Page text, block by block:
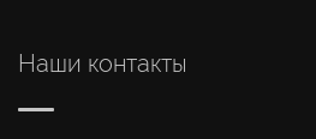
Наши контакты